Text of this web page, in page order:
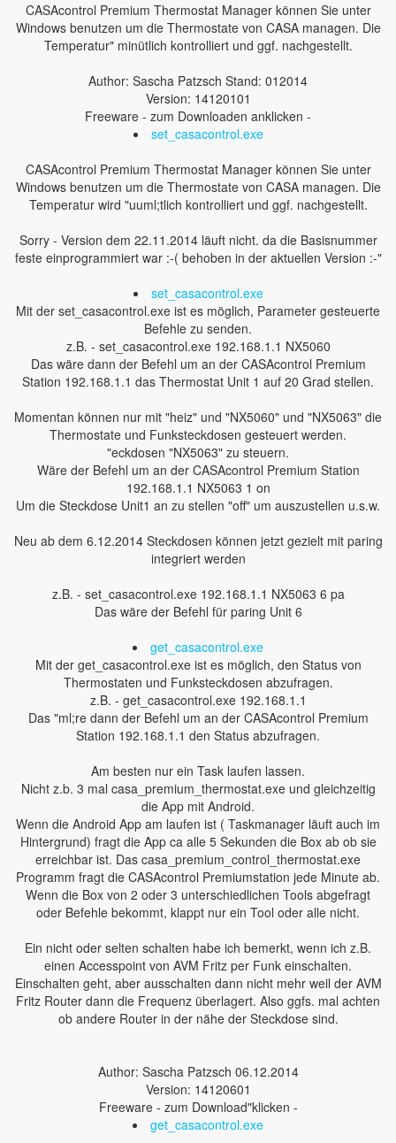
CASAcontrol Premium Thermostat Manager können Sie unter
Windows benutzen um die Thermostate von CASA managen. Die
Temperatur" minütlich kontrolliert und ggf. nachgestellt.
Author: Sascha Patzsch Stand: 012014
Version: 14120101
Freeware - zum Downloaden anklicken -
set_casacontrol.exe
CASAcontrol Premium Thermostat Manager können Sie unter
Windows benutzen um die Thermostate von CASA managen. Die
Temperatur wird "uuml;tlich kontrolliert und ggf. nachgestellt.
Sorry - Version dem 22.11.2014 läuft nicht. da die Basisnummer
feste einprogrammiert war :-( behoben in der aktuellen Version :-"
set_casacontrol.exe
Mit der set_casacontrol.exe ist es möglich, Parameter gesteuerte
Befehle zu senden.
z.B. - set_casacontrol.exe 192.168.1.1 NX5060
Das wäre dann der Befehl um an der CASAcontrol Premium
Station 192.168.1.1 das Thermostat Unit 1 auf 20 Grad stellen.
Momentan können nur mit "heiz" und "NX5060" und "NX5063" die
Thermostate und Funksteckdosen gesteuert werden.
"eckdosen "NX5063" zu steuern.
Wäre der Befehl um an der CASAcontrol Premium Station
192.168.1.1 NX5063 1 on
Um die Steckdose Unit1 an zu stellen "off" um auszustellen u.s.w.
Neu ab dem 6.12.2014 Steckdosen können jetzt gezielt mit paring
integriert werden
z.B. - set_casacontrol.exe 192.168.1.1 NX5063 6 pa
Das wäre der Befehl für paring Unit 6
get_casacontrol.exe
Mit der get_casacontrol.exe ist es möglich, den Status von
Thermostaten und Funksteckdosen abzufragen.
z.B. - get_casacontrol.exe 192.168.1.1
Das "ml;re dann der Befehl um an der CASAcontrol Premium
Station 192.168.1.1 den Status abzufragen.
Am besten nur ein Task laufen lassen.
Nicht z.b. 3 mal casa_premium_thermostat.exe und gleichzeitig
die App mit Android.
Wenn die Android App am laufen ist ( Taskmanager läuft auch im
Hintergrund) fragt die App ca alle 5 Sekunden die Box ab ob sie
erreichbar ist. Das casa_premium_control_thermostat.exe
Programm fragt die CASAcontrol Premiumstation jede Minute ab.
Wenn die Box von 2 oder 3 unterschiedlichen Tools abgefragt
oder Befehle bekommt, klappt nur ein Tool oder alle nicht.
Ein nicht oder selten schalten habe ich bemerkt, wenn ich z.B.
einen Accesspoint von AVM Fritz per Funk einschalten.
Einschalten geht, aber ausschalten dann nicht mehr weil der AVM
Fritz Router dann die Frequenz überlagert. Also ggfs. mal achten
ob andere Router in der nähe der Steckdose sind.
Author: Sascha Patzsch 06.12.2014
Version: 14120601
Freeware - zum Download"klicken -
get_casacontrol.exe